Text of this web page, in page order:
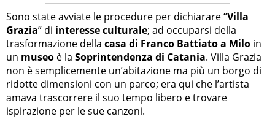
Sono state avviate le procedure per dichiarare “Villa
Grazia” di interesse culturale; ad occuparsi della
trasformazione della casa di Franco Battiato a Milo in
un museo è la Soprintendenza di Catania. Villa Grazia
non è semplicemente un’abitazione ma più un borgo di
ridotte dimensioni con un parco; era qui che l’artista
amava trascorrere il suo tempo libero e trovare
ispirazione per le sue canzoni.